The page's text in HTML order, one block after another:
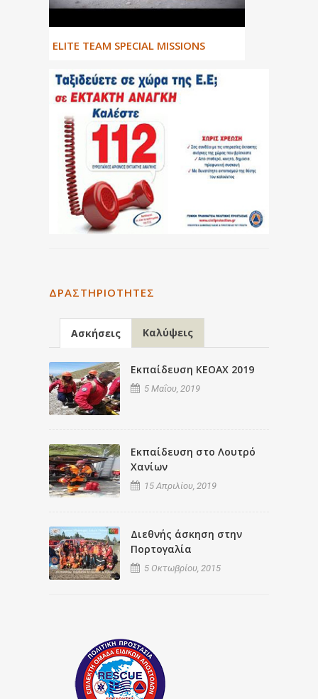
ΕLITE TEAM SPECIAL MISSIONS
ΔΡΑΣΤΗΡΙΌΤΗΤΕΣ
Ασκήσεις Καλύψεις
Εκπαίδευση ΚΕΟΑΧ 2019
5 Μαΐου, 2019
Εκπαίδευση στο Λουτρό
Χανίων
15 Απριλίου, 2019
Διεθνής άσκηση στην
Πορτογαλία
5 Οκτωβρίου, 2015